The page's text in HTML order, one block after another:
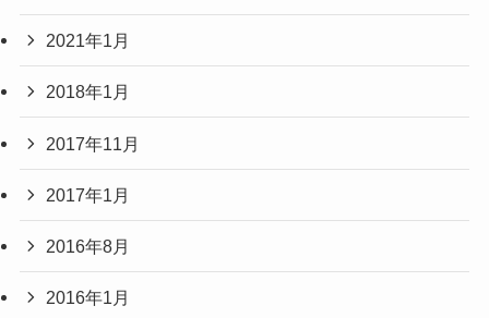
2021年1月
2018年1月
2017年11月
2017年1月
2016年8月
2016年1月